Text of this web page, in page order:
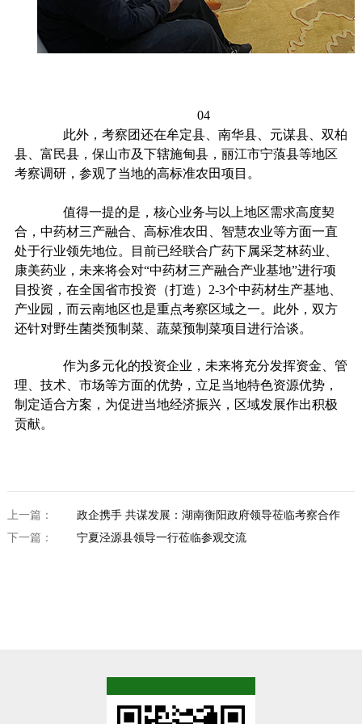
04
此外，考察团还在牟定县、南华县、元谋县、双柏
县、富民县，保山市及下辖施甸县，丽江市宁蒗县等地区
考察调研，参观了当地的高标准农田项目。
值得一提的是，核心业务与以上地区需求高度契
合，中药材三产融合、高标准农田、智慧农业等方面一直
处于行业领先地位。目前已经联合广药下属采芝林药业、
康美药业，未来将会对“中药材三产融合产业基地”进行项
目投资，在全国省市投资（打造）2-3个中药材生产基地、
产业园，而云南地区也是重点考察区域之一。此外，双方
还针对野生菌类预制菜、蔬菜预制菜项目进行洽谈。
作为多元化的投资企业，未来将充分发挥资金、管
理、技术、市场等方面的优势，立足当地特色资源优势，
制定适合方案，为促进当地经济振兴，区域发展作出积极
贡献。
上一篇：
政企携手 共谋发展：湖南衡阳政府领导莅临考察合作
下一篇：
宁夏泾源县领导一行莅临参观交流